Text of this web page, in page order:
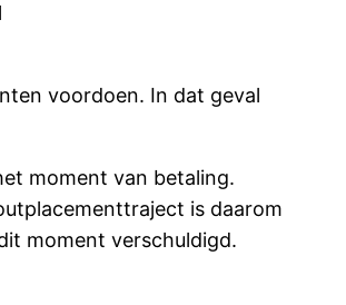
voordoen. In dat geval
moment van betaling.
is daarom
moment verschuldigd.